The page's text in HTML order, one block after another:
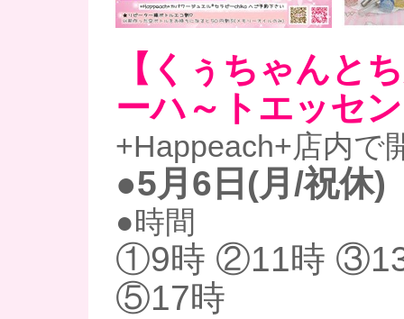
【くぅちゃんと
ーハ～トエッセ
+Happeach+店内
●5月6日(月/祝休)
●時間
①9時 ②11時
⑤17時